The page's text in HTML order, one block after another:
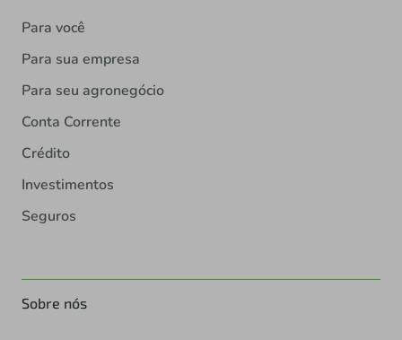
Para você
Para sua empresa
Para seu agronegócio
Conta Corrente
Crédito
Investimentos
Seguros
Sobre nós